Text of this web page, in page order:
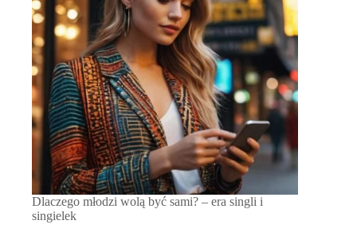
Dlaczego młodzi wolą być sami? – era singli i
singielek